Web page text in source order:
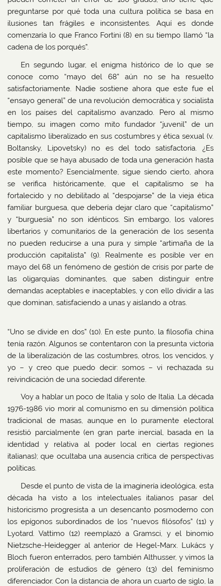
preguntarse por qué toda una cultura política se basa en
ilusiones tan frágiles e inconsistentes. Aquí es donde
comenzaría lo que Franco Fortini (8) en su tiempo llamó “la
cadena de los porqués”.
En segundo lugar, el enigma histórico de lo que se
conoce como “mayo del 68” aún no se ha resuelto
satisfactoriamente. Nadie sostiene ahora que este fue el
“ensayo general” de una revolución democrática y socialista
en los países del capitalismo avanzado. Pero al mismo
tiempo, su imagen como mito fundador “juvenil” de un
capitalismo liberalizado en sus costumbres y ética sexual (v.
Boltansky, Lipovetsky) no es del todo satisfactoria. ¿Es
posible que se haya abusado de toda una generación hasta
este momento? Esencialmente, sigue siendo cierto, ahora
se verifica históricamente, que el capitalismo se ha
fortalecido y no debilitado al “despojarse” de la vieja ética
familiar burguesa, que debería dejar claro que “capitalismo”
y “burguesía” no son idénticos. Sin embargo, los valores
libertarios y comunitarios de la generación de los sesenta
no pueden reducirse a una pura y simple “artimaña de la
producción capitalista” (9). Realmente es posible ver en
mayo del 68 un fenómeno de gestión de crisis por parte de
las oligarquías dominantes, que saben distinguir entre
demandas aceptables e inaceptables, y con ello dividir a las
que dominan, satisfaciendo a unas y aislando a otras.
“Uno se divide en dos” (10). En este punto, la filosofía china
tenía razón. Algunos se contentaron con la presunta victoria
de la liberalización de las costumbres, otros, los vencidos, y
yo – y creo que puedo decir: somos – vi rechazada su
reivindicación de una sociedad diferente.
Voy a hablar un poco de Italia y solo de Italia. La década
1976-1986 vio morir al comunismo en su dimensión política
tradicional de masas, aunque en lo puramente electoral
resistió parcialmente (en gran parte inercial, basada en la
identidad y relativa al poder local en ciertas regiones
italianas); que ocultaba una ausencia crítica de perspectivas
políticas.
Desde el punto de vista de la imaginería ideológica, esta
década ha visto a los intelectuales italianos pasar del
historicismo progresista a un desencanto posmoderno con
los epígonos subordinados de los “nuevos filósofos” (11) y
Lyotard. Vattimo (12) reemplazó a Gramsci, y el binomio
Nietzsche-Heidegger al anterior de Hegel-Marx. Lukács y
Bloch fueron enterrados, pero también Althusser, y vimos la
proliferación de estudios de género (13) del feminismo
diferenciador. Con la distancia de ahora un cuarto de siglo, la